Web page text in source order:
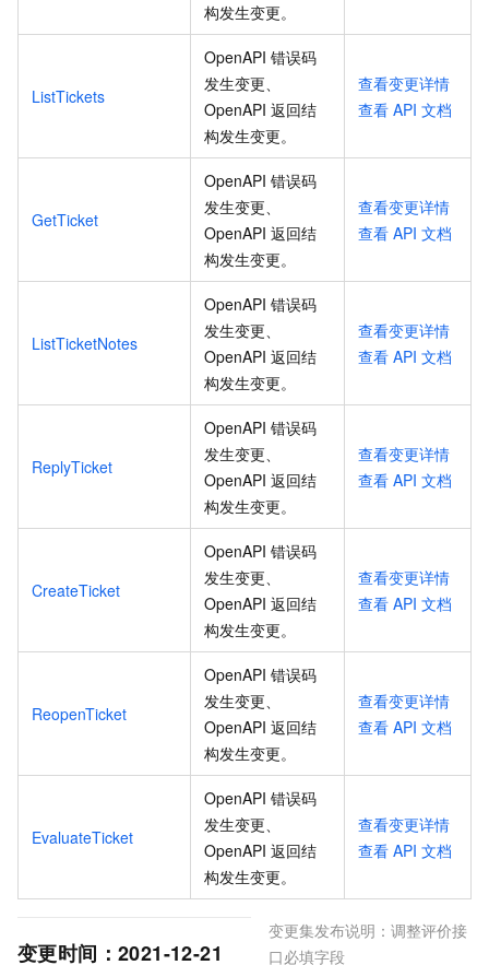
构发生变更。
ListTickets
OpenAPI 错误码
发生变更、
OpenAPI 返回结
构发生变更。
查看变更详情
查看 API 文档
GetTicket
OpenAPI 错误码
发生变更、
OpenAPI 返回结
构发生变更。
查看变更详情
查看 API 文档
ListTicketNotes
OpenAPI 错误码
发生变更、
OpenAPI 返回结
构发生变更。
查看变更详情
查看 API 文档
ReplyTicket
OpenAPI 错误码
发生变更、
OpenAPI 返回结
构发生变更。
查看变更详情
查看 API 文档
CreateTicket
OpenAPI 错误码
发生变更、
OpenAPI 返回结
构发生变更。
查看变更详情
查看 API 文档
ReopenTicket
OpenAPI 错误码
发生变更、
OpenAPI 返回结
构发生变更。
查看变更详情
查看 API 文档
EvaluateTicket
OpenAPI 错误码
发生变更、
OpenAPI 返回结
构发生变更。
查看变更详情
查看 API 文档
变更时间： 2021-12-21
变更集发布说明： 调整评价接
口必填字段